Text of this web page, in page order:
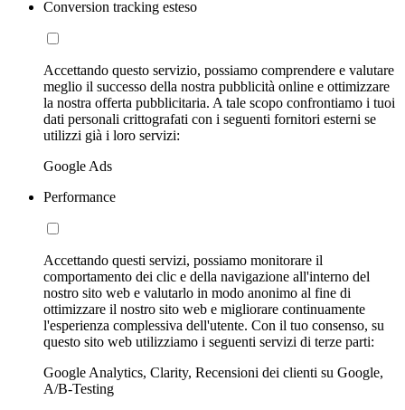
Conversion tracking esteso
Accettando questo servizio, possiamo comprendere e valutare
meglio il successo della nostra pubblicità online e ottimizzare
la nostra offerta pubblicitaria. A tale scopo confrontiamo i tuoi
dati personali crittografati con i seguenti fornitori esterni se
utilizzi già i loro servizi:
Google Ads
Performance
Accettando questi servizi, possiamo monitorare il
comportamento dei clic e della navigazione all'interno del
nostro sito web e valutarlo in modo anonimo al fine di
ottimizzare il nostro sito web e migliorare continuamente
l'esperienza complessiva dell'utente. Con il tuo consenso, su
questo sito web utilizziamo i seguenti servizi di terze parti:
Google Analytics, Clarity, Recensioni dei clienti su Google,
A/B-Testing